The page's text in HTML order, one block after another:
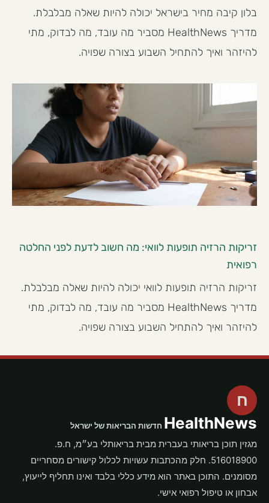
בלון קיבה מחיר בישראל יכולה להיות שאלה מבלבלת.
מדריך HealthNews מסביר מה עובד, מה לבדוק, מתי
להיזהר ואיך להתחיל השבוע בצורה שפויה.
זריקות הרזיה תופעות לוואי: מה חשוב לדעת לפני החלטה
רפואית
זריקות הרזיה תופעות לוואי יכולה להיות שאלה מבלבלת.
מדריך HealthNews מסביר מה עובד, מה לבדוק, מתי
להיזהר ואיך להתחיל השבוע בצורה שפויה.
ח
HealthNews חדשות הבריאות של ישראל
מגזין תוכן בריאותי בעברית מבית בריאותלי בע״מ, ח.פ.
516018900. חלק מהכתבות עשויות לכלול קישורים מסחריים
מסומנים. התוכן באתר הוא מידע כללי בלבד ואינו תחליף לייעוץ,
אבחון או טיפול רפואי אישי.